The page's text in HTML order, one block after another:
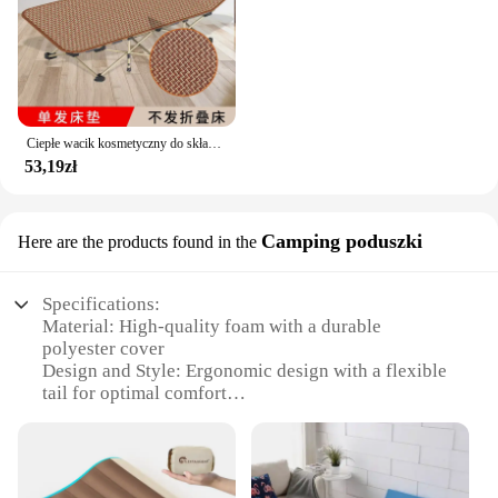
Ciepłe wacik kosmetyczny do składania, zagęszczone na przerwę obiadową, łóżko pojedyncze biurowe, materac towarzyszący, jesień i zima
53,19zł
Here are the products found in the Camping poduszki
Specifications:
Material: High-quality foam with a durable
polyester cover
Design and Style: Ergonomic design with a flexible
tail for optimal comfort
Performance and Property: Lightweight and
portable, with excellent support and resilience